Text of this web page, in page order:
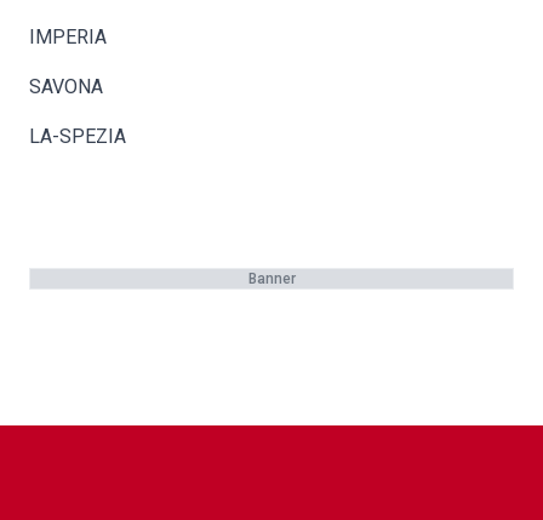
IMPERIA
SAVONA
LA-SPEZIA
Banner